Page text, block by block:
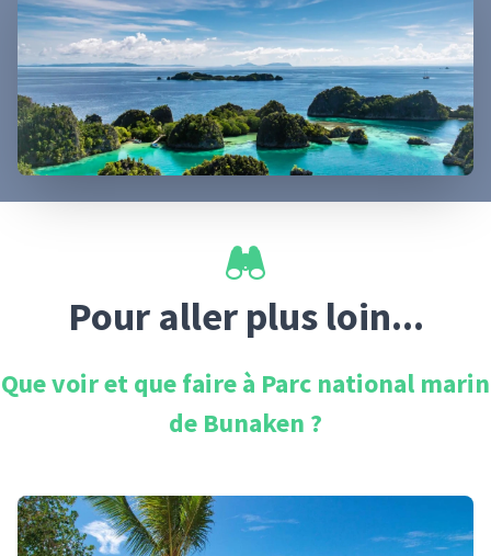
Pour aller plus loin...
Que voir et que faire à Parc national marin
de Bunaken ?